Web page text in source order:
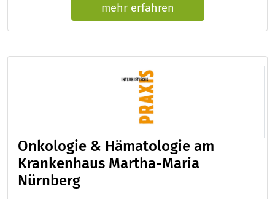
mehr erfahren
Onkologie & Hämatologie am
Krankenhaus Martha-Maria
Nürnberg